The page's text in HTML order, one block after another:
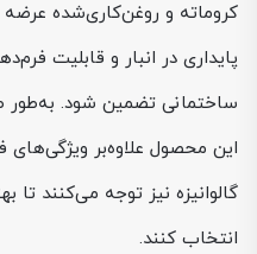
کروماته و روغن‌کاری‌شده
پایداری در انبار و قابلیت
ساختمانی تضمین شود. به‌طور
این محصول علاوه‌بر ویژگی‌های
گالوانیزه نیز توجه می‌کنند تا
انتخاب کنند.